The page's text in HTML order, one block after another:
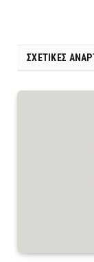
ΣΧΕΤΙΚΈΣ